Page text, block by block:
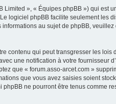
», « Équipes phpBB ») qui est
logiciel phpBB facilite seulement les
au sujet de phpBB, veuillez
contenu qui peut transgresser les lois
une notification à votre fournisseur
que « forum.asso-arcet.com »
que vous avez saisies soient
ne pourront être tenus comme